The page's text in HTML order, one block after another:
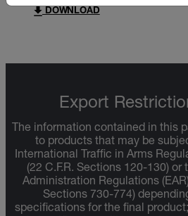
DOWNLOAD
Export
The information contained in this
to products that may be
International Traffic in Arms
(22 C.F.R. Sections 120-130) or
Administration Regulations
Sections 730-774)
specifications for the final